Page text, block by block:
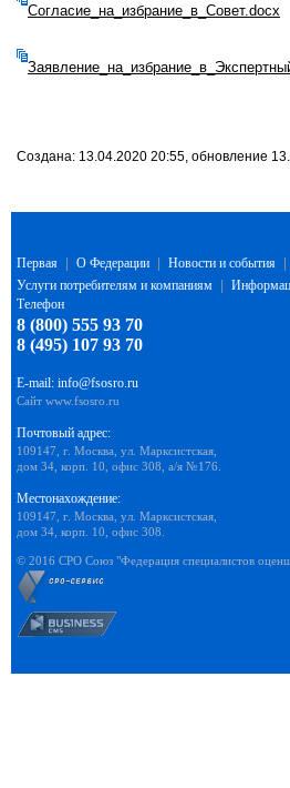
Согласие_на_избрание_в_Совет.docx
Создана: 13.04.2020 20:55, обновление
Первая О Федерации Новости и события
Услуги потребителям и компаниям
Телефон
8 (800) 555 93 70
8 (495) 107 93 70
E-mail: info@fsosro.ru
Сайт www.fsosro.ru
Почтовый адрес:
109147, г. Москва, ул. Марксистская,
дом 34, корп. 10, офис 308, а/я №176.
Местонахождение:
109147, г. Москва, ул. Марксистская,
дом 34, корп. 10, офис 308.
© 2016 СРО Союз "Федерация специалистов